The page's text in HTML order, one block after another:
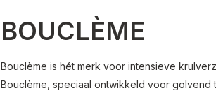
BOUCLÈME
Bouclème is hét merk voor intensieve
Bouclème, speciaal ontwikkeld voor golvend